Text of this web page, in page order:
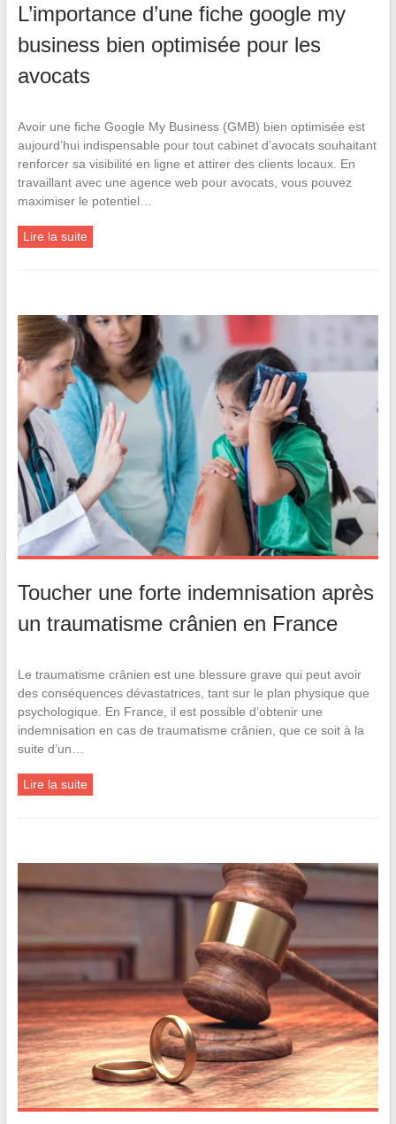
L’importance d’une fiche google my
business bien optimisée pour les
avocats
Avoir une fiche Google My Business (GMB) bien optimisée est
aujourd’hui indispensable pour tout cabinet d’avocats souhaitant
renforcer sa visibilité en ligne et attirer des clients locaux. En
travaillant avec une agence web pour avocats, vous pouvez
maximiser le potentiel…
Lire la suite
Toucher une forte indemnisation après
un traumatisme crânien en France
Le traumatisme crânien est une blessure grave qui peut avoir
des conséquences dévastatrices, tant sur le plan physique que
psychologique. En France, il est possible d’obtenir une
indemnisation en cas de traumatisme crânien, que ce soit à la
suite d’un…
Lire la suite